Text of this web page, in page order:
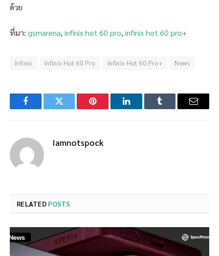
ด้วย
ที่มา: gsmarena, infinix hot 60 pro, infinix hot 60 pro+
Infinix Infinix Hot 60 Pro Infinix Hot 60 Pro+ News
FacebookTwitter Pinterest LinkedInTumblr Email
Iamnotspock
RELATED POSTS